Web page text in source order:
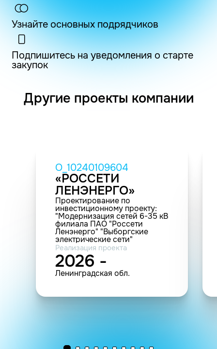
Узнайте основных подрядчиков
Подпишитесь на уведомления о старте
закупок
Другие проекты компании
O_10240109604
«РОССЕТИ
ЛЕНЭНЕРГО»
Проектирование по
инвестиционному проекту:
"Модернизация сетей 6-35 кВ
филиала ПАО "Россети
Ленэнерго" "Выборгские
электрические сети"
Рощинского РЭС".
Реализация проекта
2026 -
Ленинградская обл.